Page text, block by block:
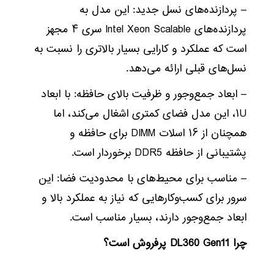
– پردازنده‌های نسل جدید: این مدل به
پردازنده‌های Intel Xeon Scalable سری ۴ مجهز
است که عملکرد و کارایی بسیار بالاتری را نسبت به
نسل‌های قبلی ارائه می‌دهد.
– ابعاد جمع‌وجور و ظرفیت بالای حافظه: با ابعاد
۱U، این مدل فضای کمتری اشغال می‌کند، اما
همچنان از ۱۶ اسلات DIMM برای حافظه و
پشتیبانی از حافظه DDR5 برخوردار است.
– مناسب برای محیط‌های با محدودیت فضا: این
سرور برای کسب‌وکارهایی که نیاز به عملکرد بالا و
ابعاد جمع‌وجور دارند، بسیار مناسب است.
چرا DL360 Gen11 پرفروش است؟